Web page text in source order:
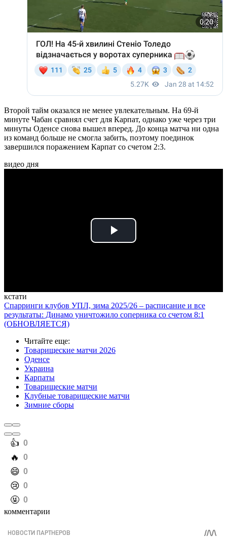
Второй тайм оказался не менее увлекательным. На 69-й
минуте Чабан сравнял счет для Карпат, однако уже через три
минуты Оденсе снова вышел вперед. До конца матча ни одна
из команд больше не смогла забить, поэтому поединок
завершился поражением Карпат со счетом 2:3.
видео дня
Play
кстати
Спарринги клубов УПЛ, зима 2025/26 – расписание и все
результаты: Динамо уничтожило соперника со счетом 8:1
(ОБНОВЛЯЕТСЯ)
Читайте еще:
Товарищеские матчи 2026
Оденсе
Украина
Карпаты
Товарищеские матчи
Клубные товарищеские матчи
Зимние сборы
️👍 0
️🔥 0
️😄 0
️😢 0
️🤬 0
комментарии